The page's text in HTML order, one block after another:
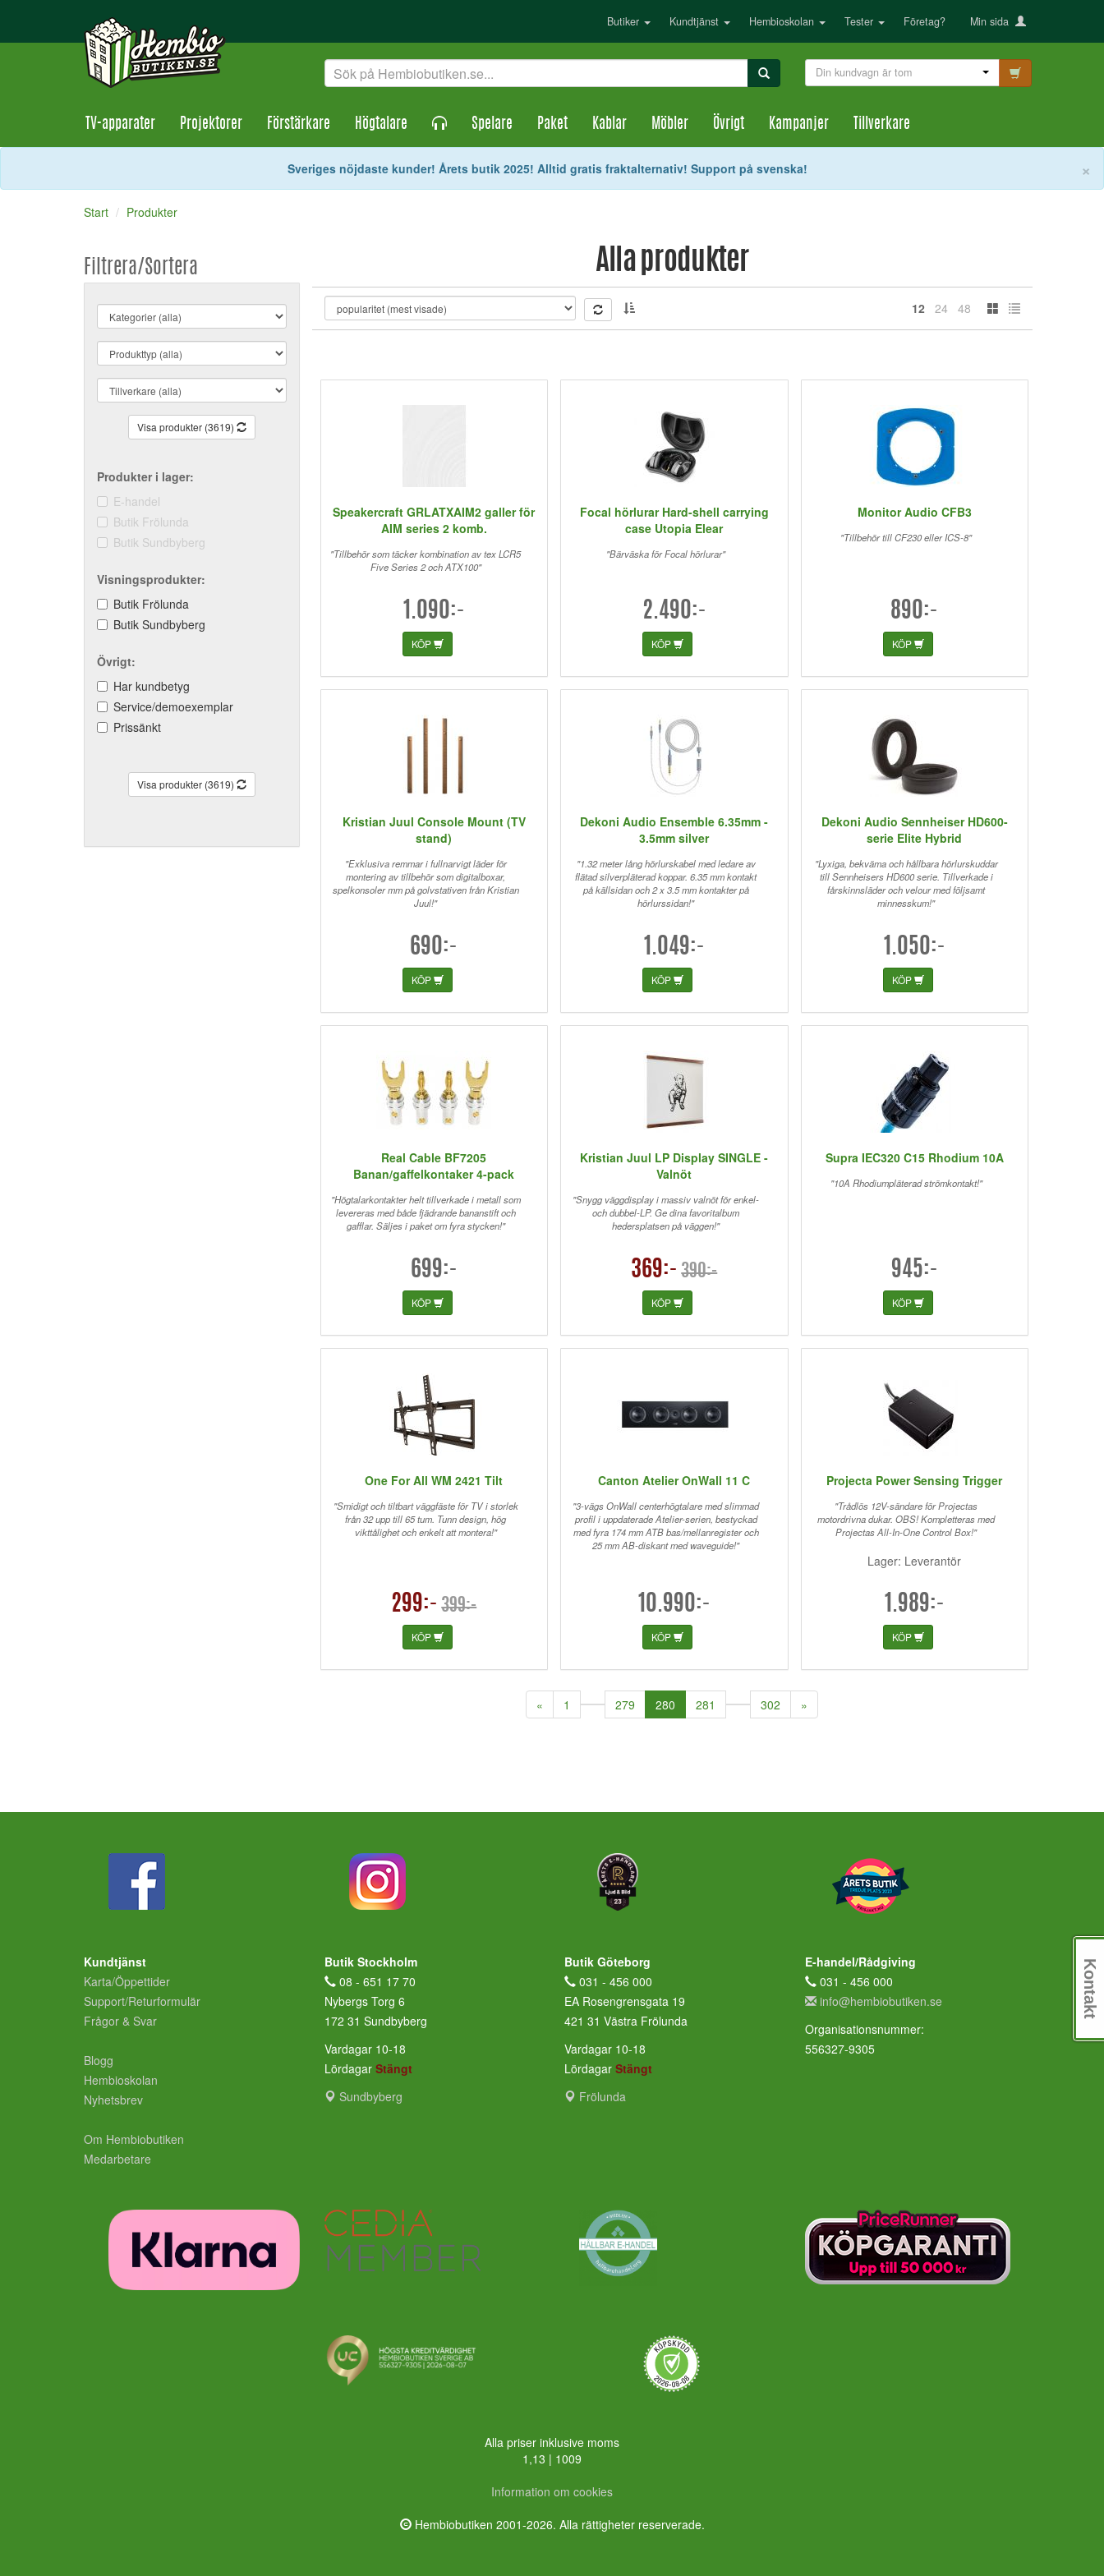
Butiker Kundtjänst Hembioskolan Tester Företag? Min sida
Din kundvagn är tom
TV-apparater Projektorer Förstärkare Högtalare Spelare Paket Kablar Möbler Övrigt Kampanjer Tillverkare
×
Sveriges nöjdaste kunder! Årets butik 2025! Alltid gratis fraktalternativ! Support på svenska!
Start Produkter
Filtrera/Sortera
Visa produkter (3619)
Produkter i lager:
E-handel
Butik Frölunda
Butik Sundbyberg
Visningsprodukter:
Butik Frölunda
Butik Sundbyberg
Övrigt:
Har kundbetyg
Service/demoexemplar
Prissänkt
Visa produkter (3619)
Alla produkter
12 24 48
Speakercraft GRLATXAIM2 galler för
AIM series 2 komb.
"Tillbehör som täcker kombination av tex LCR5
Five Series 2 och ATX100"
1.090:-
KÖP
Focal hörlurar Hard-shell carrying
case Utopia Elear
"Bärväska för Focal hörlurar"
2.490:-
KÖP
Monitor Audio CFB3
"Tillbehör till CF230 eller ICS-8"
890:-
KÖP
Kristian Juul Console Mount (TV
stand)
"Exklusiva remmar i fullnarvigt läder för
montering av tillbehör som digitalboxar,
spelkonsoler mm på golvstativen från Kristian
Juul!"
690:-
KÖP
Dekoni Audio Ensemble 6.35mm -
3.5mm silver
"1.32 meter lång hörlurskabel med ledare av
flätad silverpläterad koppar. 6.35 mm kontakt
på källsidan och 2 x 3.5 mm kontakter på
hörlurssidan!"
1.049:-
KÖP
Dekoni Audio Sennheiser HD600-
serie Elite Hybrid
"Lyxiga, bekväma och hållbara hörlurskuddar
till Sennheisers HD600 serie. Tillverkade i
fårskinnsläder och velour med följsamt
minnesskum!"
1.050:-
KÖP
Real Cable BF7205
Banan/gaffelkontaker 4-pack
"Högtalarkontakter helt tillverkade i metall som
levereras med både fjädrande bananstift och
gafflar. Säljes i paket om fyra stycken!"
699:-
KÖP
Kristian Juul LP Display SINGLE -
Valnöt
"Snygg väggdisplay i massiv valnöt för enkel-
och dubbel-LP. Ge dina favoritalbum
hedersplatsen på väggen!"
369:- 390:-
KÖP
Supra IEC320 C15 Rhodium 10A
"10A Rhodiumpläterad strömkontakt!"
945:-
KÖP
One For All WM 2421 Tilt
"Smidigt och tiltbart väggfäste för TV i storlek
från 32 upp till 65 tum. Tunn design, hög
vikttålighet och enkelt att montera!"
299:- 399:-
KÖP
Canton Atelier OnWall 11 C
"3-vägs OnWall centerhögtalare med slimmad
profil i uppdaterade Atelier-serien, bestyckad
med fyra 174 mm ATB bas/mellanregister och
25 mm AB-diskant med waveguide!"
10.990:-
KÖP
Projecta Power Sensing Trigger
"Trådlös 12V-sändare för Projectas
motordrivna dukar. OBS! Kompletteras med
Projectas All-In-One Control Box!"
Lager: Leverantör
1.989:-
KÖP
« 1 279 280 (current)
281 302 »
Kundtjänst
Karta/Öppettider
Support/Returformulär
Frågor & Svar
Blogg
Hembioskolan
Nyhetsbrev
Om Hembiobutiken
Medarbetare
Butik Stockholm
08 - 651 17 70
Nybergs Torg 6
172 31 Sundbyberg
Vardagar 10-18
Lördagar Stängt
Sundbyberg
Butik Göteborg
031 - 456 000
EA Rosengrensgata 19
421 31 Västra Frölunda
Vardagar 10-18
Lördagar Stängt
Frölunda
E-handel/Rådgiving
031 - 456 000
info@hembiobutiken.se
Organisationsnummer:
556327-9305
Alla priser inklusive moms
1,13 | 1009
Information om cookies
Hembiobutiken 2001-2026. Alla rättigheter reserverade.
Kontakt